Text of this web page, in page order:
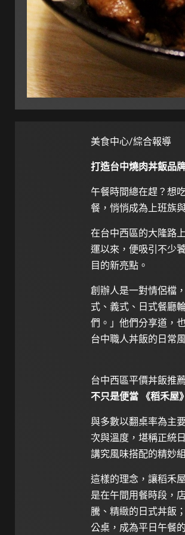
美食中心/綜合報導
打造台中燒肉丼飯品
午餐時間總在趕？想
餐，悄悄成為上班族
在台中西區的大隆路
運以來，便吸引不少
目的新亮點。
創辦人是一對情侶檔
式、義式、日式餐廳
們。」他們分享道，
台中職人丼飯的日常
台中西區平價丼飯推
不只是便當 《稻禾屋
與多數以翻桌率為主
次與溫度，堪稱正統
講究風味搭配的精妙
這樣的理念，讓稻禾
是在午間用餐時段，
騰、精緻的日式丼飯
公桌，成為平日午餐